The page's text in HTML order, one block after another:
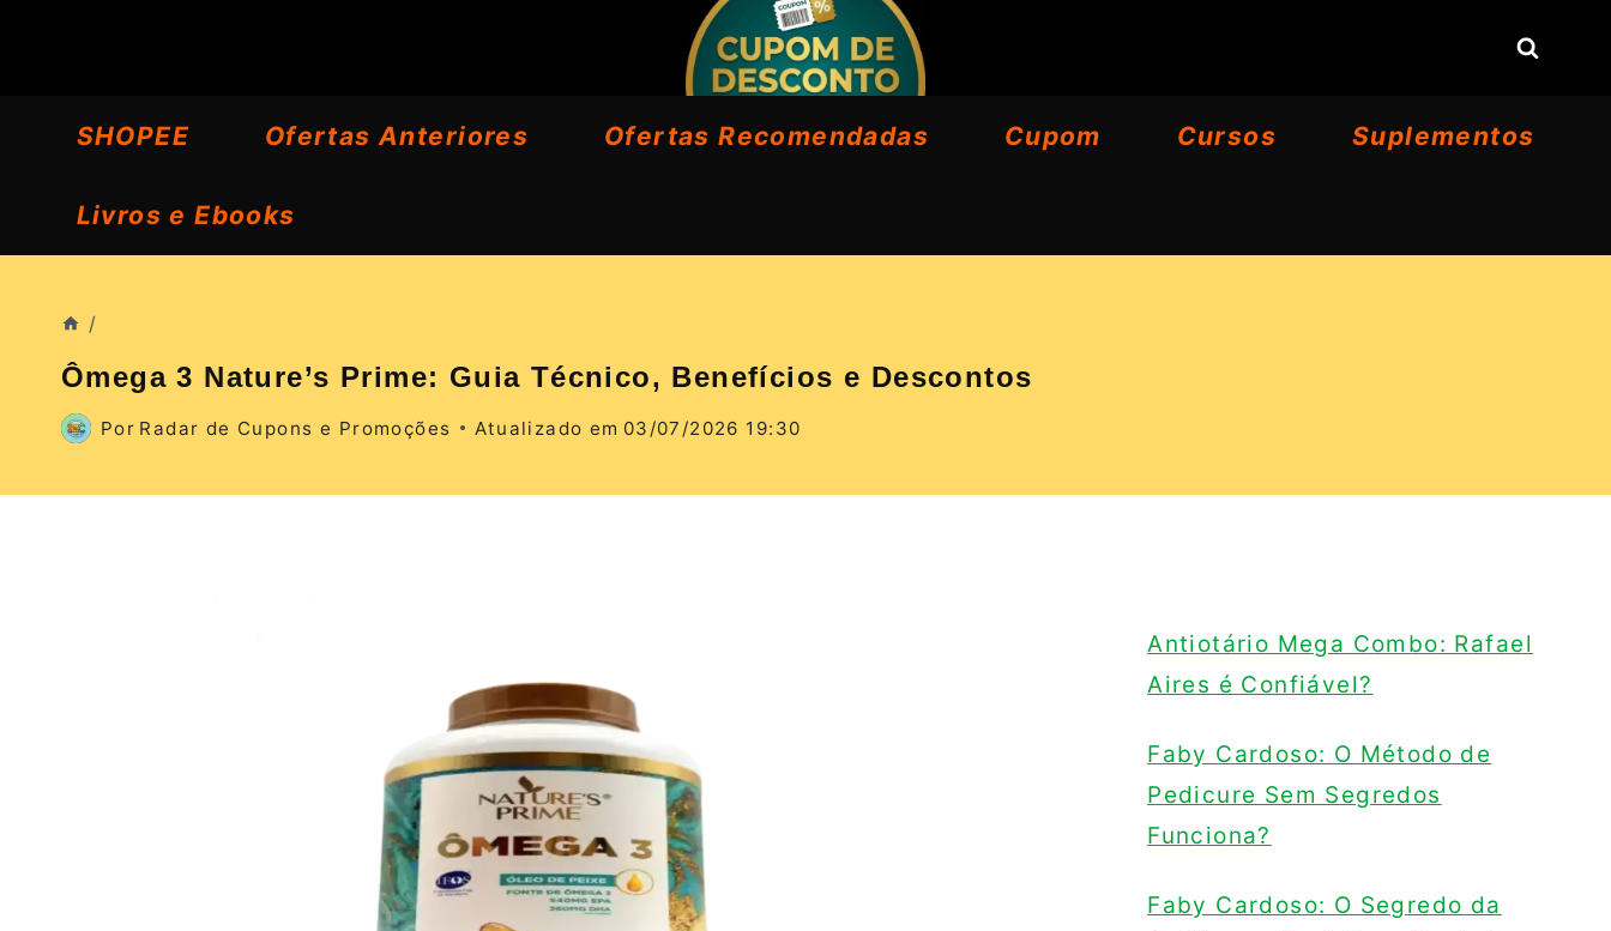
ConteúdoSHOPEE Ofertas Anteriores Ofertas Recomendadas Cupom Cursos Suplementos
Livros e Ebooks
/
Ômega 3 Nature’s Prime: Guia Técnico, Benefícios e Descontos
Por Radar de Cupons e Promoções Atualizado em 03/07/2026 19:30
Antiotário Mega Combo: Rafael
Aires é Confiável?
Faby Cardoso: O Método de
Pedicure Sem Segredos
Funciona?
Faby Cardoso: O Segredo da